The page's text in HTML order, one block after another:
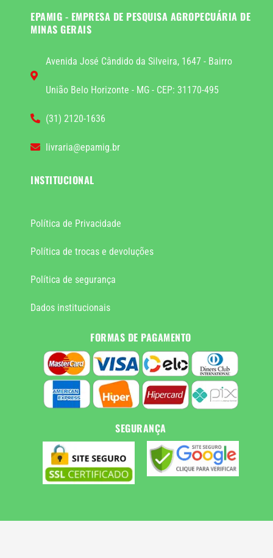
EPAMIG - EMPRESA DE PESQUISA AGROPECUÁRIA DE
MINAS GERAIS
Avenida José Cândido da Silveira, 1647 - Bairro
União Belo Horizonte - MG - CEP: 31170-495
(31) 2120-1636
livraria@epamig.br
INSTITUCIONAL
Política de Privacidade
Política de trocas e devoluções
Política de segurança
Dados institucionais
FORMAS DE PAGAMENTO
SEGURANÇA